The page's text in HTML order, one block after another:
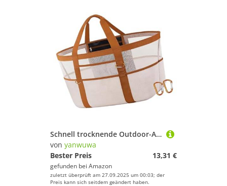
Schnell trocknende Outdoor-Ausrüstungstasche mit abnehmbarem Karabiner-Clip für Wandern, Schwimmen, Surfen, Strand, Urlaub, Wassersport, sandabweisende Tragetasche
von yanwuwa
Bester Preis
13,31 €
gefunden bei Amazon
zuletzt überprüft am 27.09.2025 um 00:03; der
Preis kann sich seitdem geändert haben.